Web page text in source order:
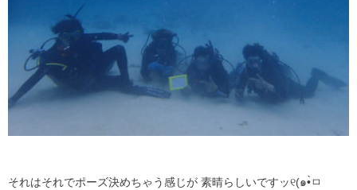
それはそれでポーズ決めちゃう感じが 素晴らしいですッ୧(๑•̀ㅁ